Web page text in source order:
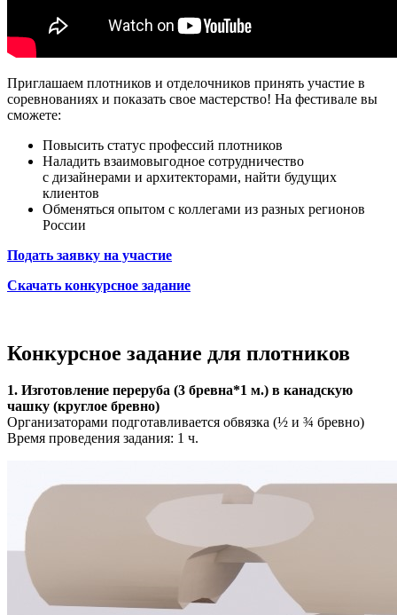
Приглашаем плотников и отделочников принять участие в
соревнованиях и показать свое мастерство! На фестивале вы
сможете:
Повысить статус профессий плотников
Наладить взаимовыгодное сотрудничество
с дизайнерами и архитекторами, найти будущих
клиентов
Обменяться опытом с коллегами из разных регионов
России
Подать заявку на участие
Скачать конкурсное задание
Конкурсное задание для плотников
1. Изготовление переруба (3 бревна*1 м.) в канадскую
чашку (круглое бревно)
Организаторами подготавливается обвязка (½ и ¾ бревно)
Время проведения задания: 1 ч.